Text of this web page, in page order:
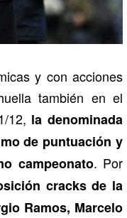
y con acciones
también en el
12, la denominada
de puntuación y
campeonato. Por
cracks de la
Ramos, Marcelo